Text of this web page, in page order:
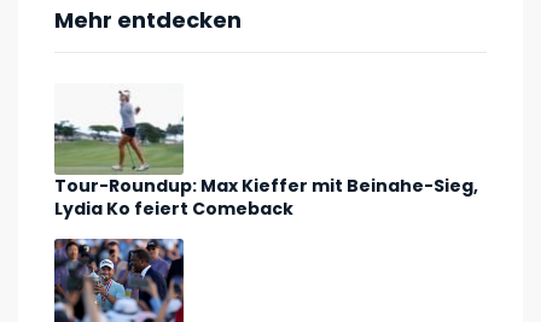
Mehr entdecken
Tour-Roundup: Max Kieffer mit Beinahe-Sieg,
Lydia Ko feiert Comeback